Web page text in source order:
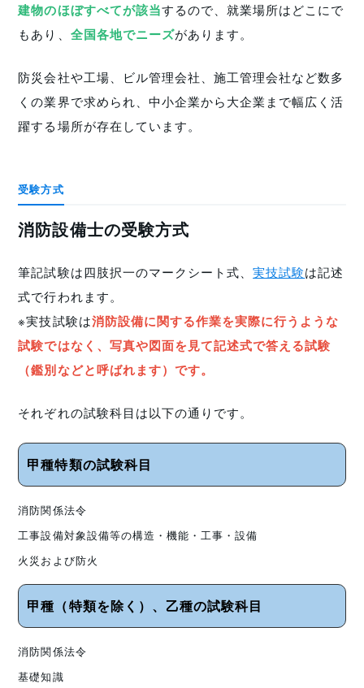
建物のほぼすべてが該当するので、就業場所はどこにで
もあり、 全国各地でニーズがあります。
防災会社や工場、ビル管理会社、施工管理会社など数多
くの業界で求められ、中小企業から大企業まで幅広く活
躍する場所が存在しています。
受験方式
消防設備士の受験方式
筆記試験は四肢択一のマークシート式、実技試験は記述
式で行われます。
※実技試験は消防設備に関する作業を実際に行うような
試験ではなく、写真や図面を見て記述式で答える試験
（鑑別などと呼ばれます）です。
それぞれの試験科目は以下の通りです。
甲種特類の試験科目
消防関係法令
工事設備対象設備等の構造・機能・工事・設備
火災および防火
甲種（特類を除く）、乙種の試験科目
消防関係法令
基礎知識